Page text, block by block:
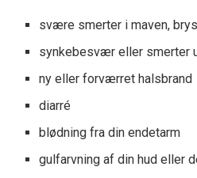
svære smerter i maven,
synkebesvær eller smerter
ny eller forværret halsbrand
diarré
blødning fra din endetarm
gulfarvning af din hud eller